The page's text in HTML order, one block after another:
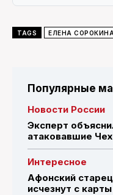
TAGS ЕЛЕНА СОРОКИНА
Популярные
Новости России
Эксперт
атаковавшие
Интересное
Афонский
исчезнут с карты